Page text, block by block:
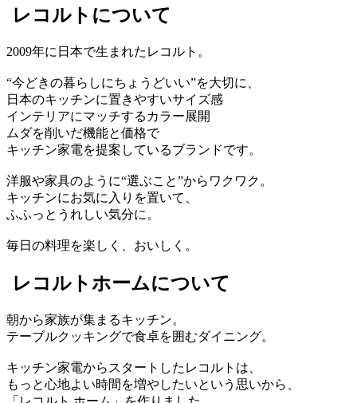
レコルトについて
2009年に日本で生まれたレコルト。
“今どきの暮らしにちょうどいい”を大切に、
日本のキッチンに置きやすいサイズ感
インテリアにマッチするカラー展開
ムダを削いだ機能と価格で
キッチン家電を提案しているブランドです。
洋服や家具のように“選ぶこと”からワクワク。
キッチンにお気に入りを置いて、
ふふっとうれしい気分に。
毎日の料理を楽しく、おいしく。
レコルトホームについて
朝から家族が集まるキッチン。
テーブルクッキングで食卓を囲むダイニング。
キッチン家電からスタートしたレコルトは、
もっと心地よい時間を増やしたいという思いから、